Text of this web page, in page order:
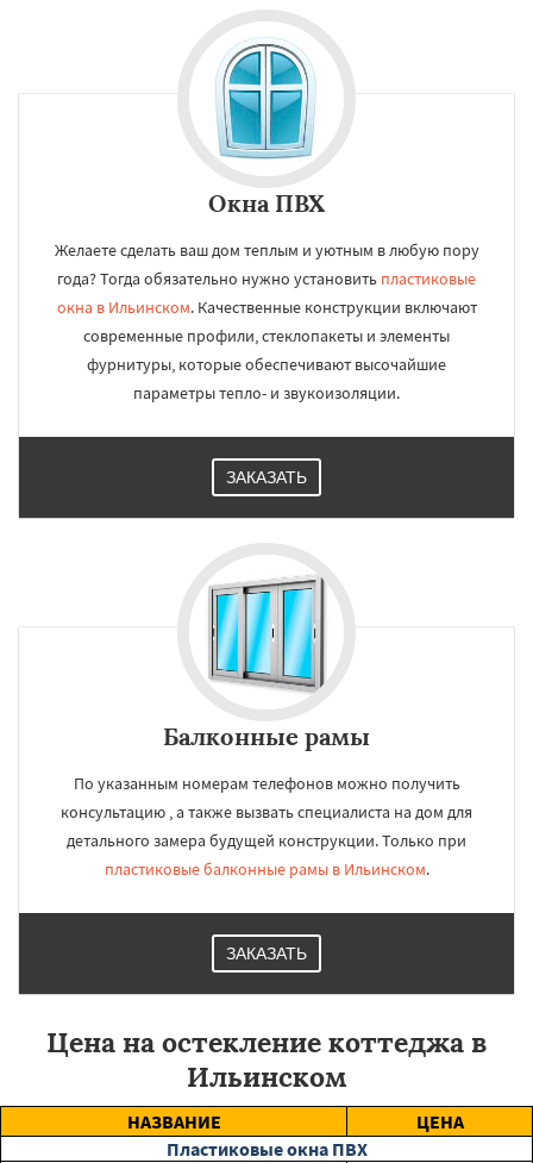
Окна ПВХ
Желаете сделать ваш дом теплым и уютным в любую пору
года? Тогда обязательно нужно установить пластиковые
окна в Ильинском. Качественные конструкции включают
современные профили, стеклопакеты и элементы
фурнитуры, которые обеспечивают высочайшие
параметры тепло- и звукоизоляции.
ЗАКАЗАТЬ
Балконные рамы
По указанным номерам телефонов можно получить
консультацию , а также вызвать специалиста на дом для
детального замера будущей конструкции. Только при
пластиковые балконные рамы в Ильинском.
ЗАКАЗАТЬ
Цена на остекление коттеджа в
Ильинском
НАЗВАНИЕ
ЦЕНА
Пластиковые окна ПВХ